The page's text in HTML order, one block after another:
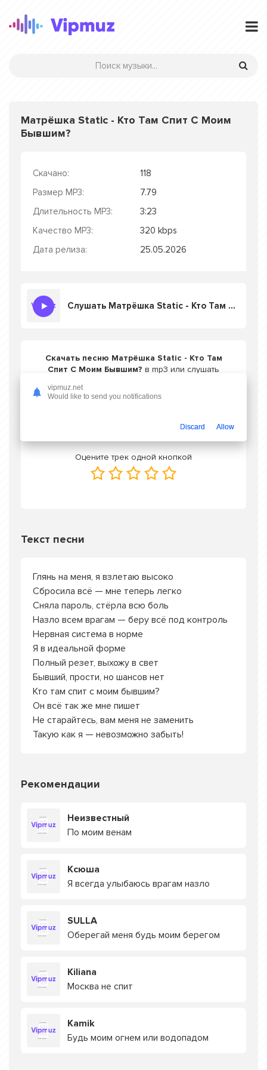
Матрёшка Static - Кто Там Спит С Моим
Бывшим?
Скачано:
118
Размер MP3:
7.79
Длительность MP3:
3:23
Качество MP3:
320 kbps
Дата релиза:
25.05.2026
Слушать Матрёшка Static - Кто Там Спит С Моим Бывшим?
Скачать песню Матрёшка Static - Кто Там
Спит С Моим Бывшим? в mp3 или слушать
Оцените трек одной кнопкой
Текст песни
Глянь на меня, я взлетаю высоко
Сбросила всё — мне теперь легко
Сняла пароль, стёрла всю боль
Назло всем врагам — беру всё под контроль
Нервная система в норме
Я в идеальной форме
Полный резет, выхожу в свет
Бывший, прости, но шансов нет
Кто там спит с моим бывшим?
Он всё так же мне пишет
Не старайтесь, вам меня не заменить
Такую как я — невозможно забыть!
Рекомендации
Неизвестный
По моим венам
Ксюша
Я всегда улыбаюсь врагам назло
SULLA
Оберегай меня будь моим берегом
Kiliana
Москва не спит
Kamik
Будь моим огнем или водопадом
vipmuz.net
Would like to send you notifications
Discard Allow